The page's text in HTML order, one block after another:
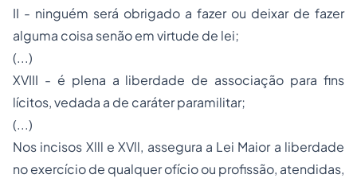
II - ninguém será obrigado a fazer ou deixar de fazer
alguma coisa senão em virtude de lei;
(...)
XVIII - é plena a liberdade de associação para fins
lícitos, vedada a de caráter paramilitar;
(...)
Nos incisos Xlll e XVll, assegura a Lei Maior a liberdade
no exercício de qualquer ofício ou profissão, atendidas,